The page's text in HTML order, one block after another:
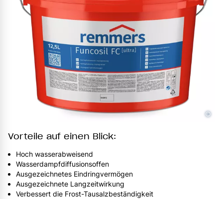
Vorteile auf einen Blick:
Hoch wasserabweisend
Wasserdampfdiffusionsoffen
Ausgezeichnetes Eindringvermögen
Ausgezeichnete Langzeitwirkung
Verbessert die Frost-Tausalzbeständigkeit
©